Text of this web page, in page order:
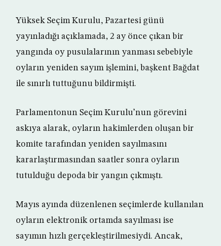
Yüksek Seçim Kurulu, Pazartesi günü
yayınladığı açıklamada, 2 ay önce çıkan bir
yangında oy pusulalarının yanması sebebiyle
oyların yeniden sayım işlemini, başkent Bağdat
ile sınırlı tuttuğunu bildirmişti.
Parlamentonun Seçim Kurulu’nun görevini
askıya alarak, oyların hakimlerden oluşan bir
komite tarafından yeniden sayılmasını
kararlaştırmasından saatler sonra oyların
tutulduğu depoda bir yangın çıkmıştı.
Mayıs ayında düzenlenen seçimlerde kullanılan
oyların elektronik ortamda sayılması ise
sayımın hızlı gerçekleştirilmesiydi. Ancak,